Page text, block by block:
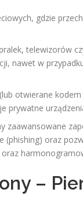
gdzie
telewizorów
nawet w
otwierane
prywatne
zaawansowane
(phishing) oraz
–